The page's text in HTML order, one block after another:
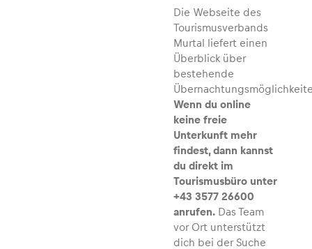
Die Webseite des
Tourismusverbands
Murtal liefert einen
Überblick über
bestehende
Wenn du online
keine freie
Unterkunft mehr
findest, dann kannst
du direkt im
Tourismusbüro unter
+43 3577 26600
anrufen. Das Team
vor Ort unterstützt
dich bei der Suche